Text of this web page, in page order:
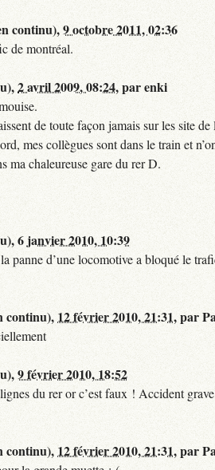
continu),9 octobre 2011, 02:36
de montréal.
2 avril 2009, 08:24,parenki
de toute façon jamais sur les site
mes collègues sont dans le train et
ma chaleureuse gare du rer D.
6 janvier 2010, 10:39
panne d’une locomotive a bloqué le
continu), 12 février 2010, 21:31,par
9 février 2010, 18:52
du rer or c’est faux ! Accident
continu), 12 février 2010, 21:31,par